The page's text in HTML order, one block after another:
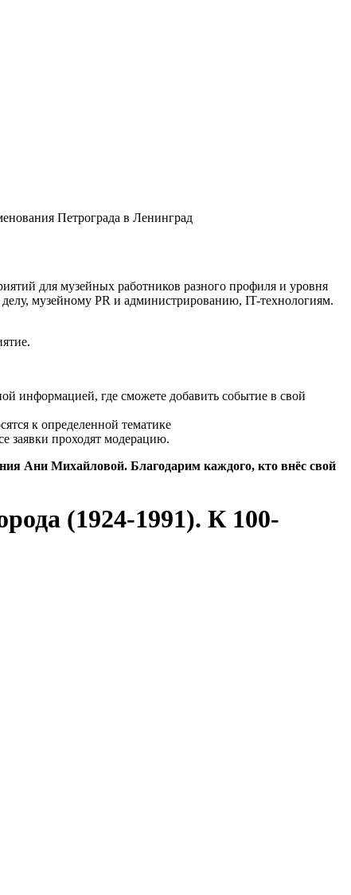
Петрограда в Ленинград
для музейных работников разного профиля и уровня
музейному PR и администрированию, IT-технологиям.
информацией, где сможете добавить событие в свой
к определенной тематике
заявки проходят модерацию.
Ани Михайловой. Благодарим каждого, кто внёс свой
(1924-1991). К 100-